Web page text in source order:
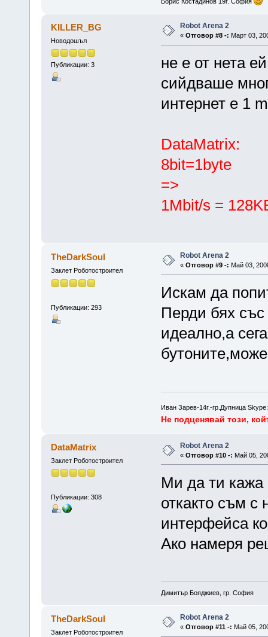
KILLER_BG
Новодошъл
Публикации: 3
Robot Arena 2
« Отговор #8 -: Март 03,
не е от нета
сийдваше
интернет е 1
DataMatrix:
8bit=1byte
=>
1Mbit/s =
TheDarkSoul
Заклет Роботостроител
Публикации: 293
Robot Arena 2
« Отговор #9 -: Май 03,
Искам да
Перди бях
идеално,а
Иван Зарев-14г.-гр.Дупница Skype:
Не подценявай този,
DataMatrix
Заклет Роботостроител
Публикации: 308
Robot Arena 2
« Отговор #10 -: Май 05,
Ми да ти кажа
откакто съм с
интерфейса
Ако намеря
Димитър Бояджиев, гр. София
TheDarkSoul
Заклет Роботостроител
Robot Arena 2
« Отговор #11 -: Май 05,